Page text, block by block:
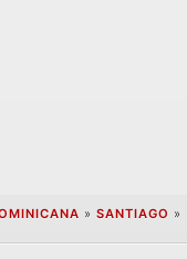
» SANTIAGO »